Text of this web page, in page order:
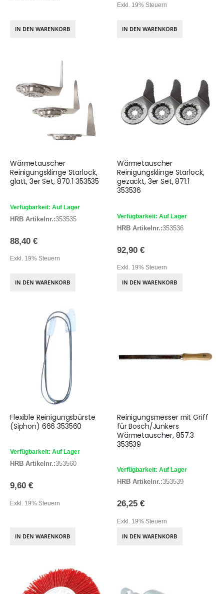
IN DEN WARENKORB
Exkl. 19% Steuern
IN DEN WARENKORB
Wärmetauscher
Reinigungsklinge Starlock,
glatt, 3er Set, 870.1 353535
Verfügbarkeit: Auf Lager
HRB Artikelnr.:353535
88,40 €
Exkl. 19% Steuern
IN DEN WARENKORB
Wärmetauscher
Reinigungsklinge Starlock,
gezackt, 3er Set, 871.1
353536
Verfügbarkeit: Auf Lager
HRB Artikelnr.:353536
92,90 €
Exkl. 19% Steuern
IN DEN WARENKORB
Flexible Reinigungsbürste
(Siphon) 666 353560
Verfügbarkeit: Auf Lager
HRB Artikelnr.:353560
9,60 €
Exkl. 19% Steuern
IN DEN WARENKORB
Reinigungsmesser mit Griff
für Bosch/Junkers
Wärmetauscher, 857.3
353539
Verfügbarkeit: Auf Lager
HRB Artikelnr.:353539
26,25 €
Exkl. 19% Steuern
IN DEN WARENKORB